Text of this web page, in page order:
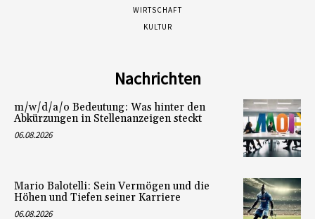
WIRTSCHAFT
KULTUR
Nachrichten
m/w/d/a/o Bedeutung: Was hinter den
Abkürzungen in Stellenanzeigen steckt
06.08.2026
Mario Balotelli: Sein Vermögen und die
Höhen und Tiefen seiner Karriere
06.08.2026